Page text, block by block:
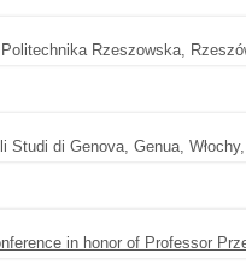
Rzeszowska,
Studi di Genova, Genua,
in honor of Professor